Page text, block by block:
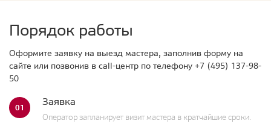
Порядок работы
Оформите заявку на выезд мастера, заполнив форму на
сайте или позвонив в call-центр по телефону +7 (495) 137-98-
50
01 Заявка
Оператор запланирует визит мастера в кратчайшие сроки.